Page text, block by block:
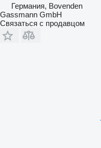
Германия, Bovenden
Gassmann GmbH
Связаться с продавцом